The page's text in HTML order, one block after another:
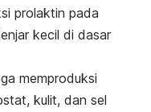
prolaktin pada
kecil di dasar
memproduksi
kulit, dan sel